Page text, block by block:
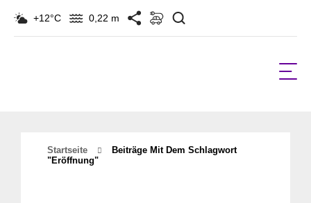
+12°C 0,22 m
Startseite
Beiträge Mit Dem Schlagwort
"Eröffnung"